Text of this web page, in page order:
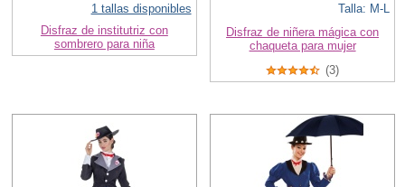
1 tallas disponibles
Disfraz de institutriz con
sombrero para niña
Talla: M-L
Disfraz de niñera mágica con
chaqueta para mujer
(3)